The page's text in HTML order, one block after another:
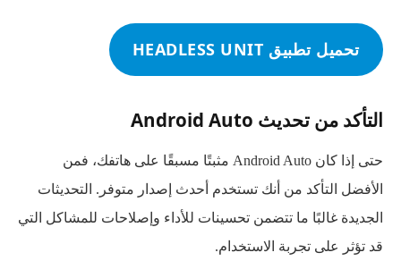
تحميل تطبيق HEADLESS UNIT
التأكد من تحديث Android Auto
حتى إذا كان Android Auto مثبتًا مسبقًا على هاتفك، فمن
الأفضل التأكد من أنك تستخدم أحدث إصدار متوفر. التحديثات
الجديدة غالبًا ما تتضمن تحسينات للأداء وإصلاحات للمشاكل التي
قد تؤثر على تجربة الاستخدام.